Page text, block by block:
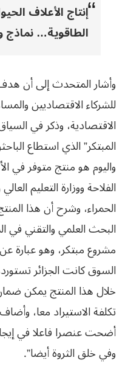
إنتاج الأعلاف
الطاقوية… نماذج
وأشار المتحدث إلى أن
للشركاء الاقتصاديين
الاقتصادية، وذكر في
المبتكر” الذي استطاع
واليوم هو منتج متوفر في
الفلاحة ووزارة التعليم
الحمراء، وشرح أن هذا
البحث العلمي والتقني في
مشروع مبتكر، وهو عبارة
السوق كانت الجزائر
خلال هذا المنتج يمكن
تكلفة الاستيراد معا،
أضحت عنصرا فاعلا في
وفي خلق الثروة أيضا”.